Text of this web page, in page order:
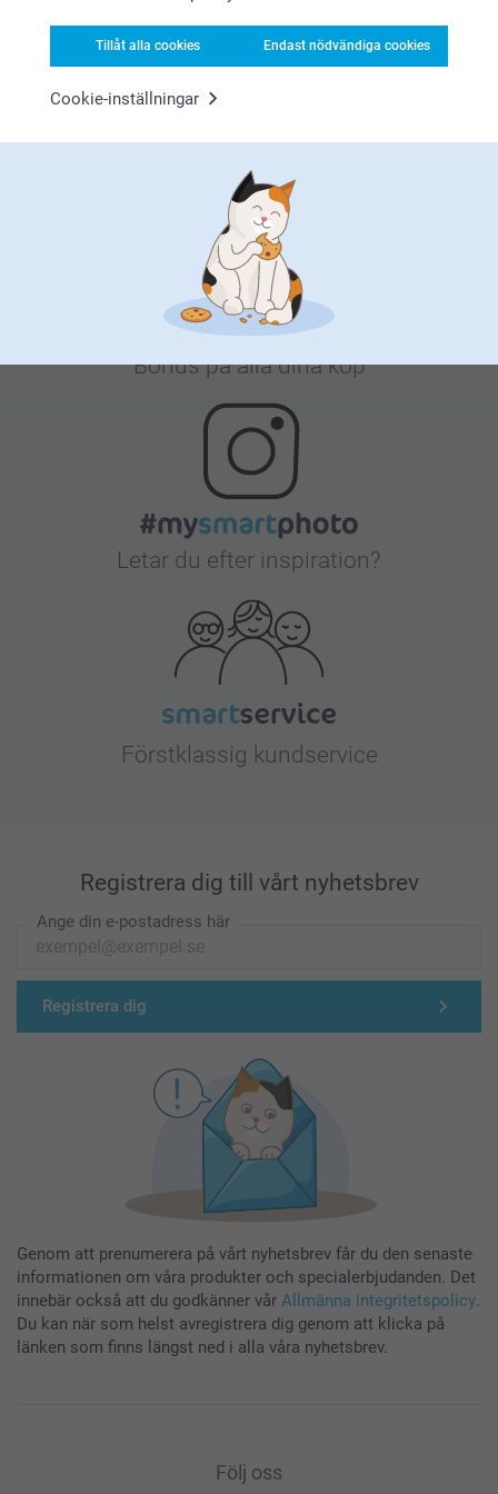
Tillåt alla cookies Endast nödvändiga cookies
Cookie-inställningar
Nöjd kundgaranti
Bonus på alla dina köp
Letar du efter inspiration?
Förstklassig kundservice
Registrera dig till vårt nyhetsbrev
Ange din e-postadress här
Registrera dig
Genom att prenumerera på vårt nyhetsbrev får du den senaste
informationen om våra produkter och specialerbjudanden. Det
innebär också att du godkänner vår Allmänna integritetspolicy.
Du kan när som helst avregistrera dig genom att klicka på
länken som finns längst ned i alla våra nyhetsbrev.
Följ oss